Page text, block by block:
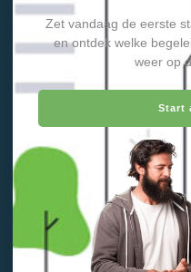
Zet vandaag de eerste
en ontdek welke
weer op
Start